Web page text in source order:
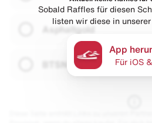
Asphaltgold
Sobald Raffles für diesen
listen wir diese in unserer
App
Für iOS